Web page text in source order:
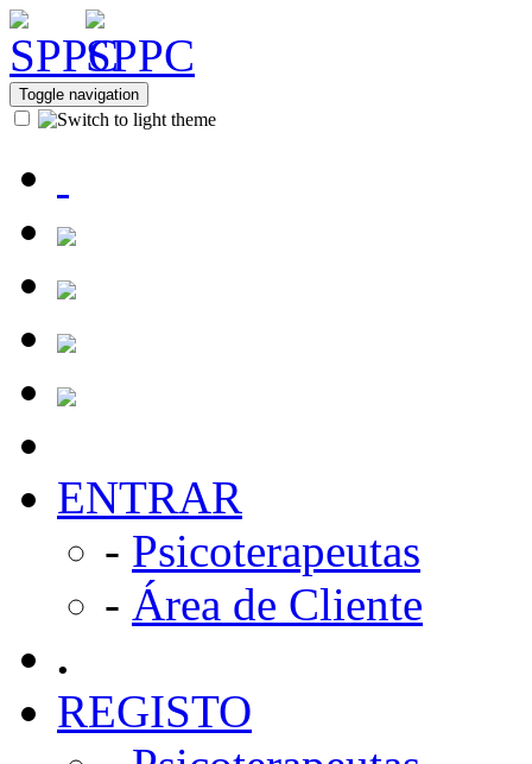
Toggle navigation
ENTRAR
- Psicoterapeutas
- Área de Cliente
.
REGISTO